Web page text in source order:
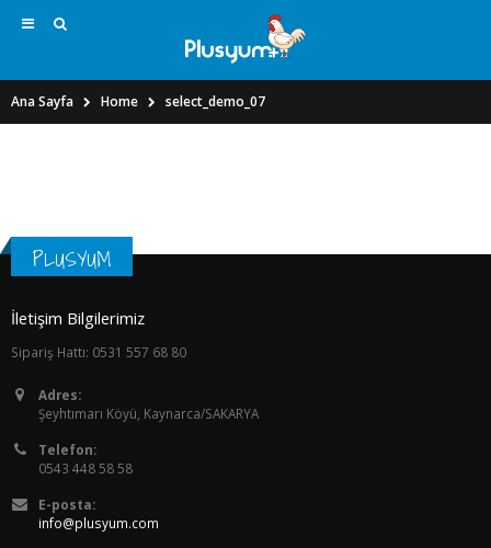
Ana Sayfa Home select_demo_07
PLUSYUM
İletişim Bilgilerimiz
Sipariş Hattı: 0531 557 68 80
Adres:
Şeyhtımarı Köyü, Kaynarca/SAKARYA
Telefon:
0543 448 58 58
E-posta:
info@plusyum.com